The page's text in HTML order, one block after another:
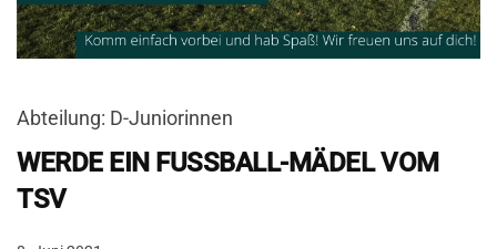
Abteilung: D-Juniorinnen
WERDE EIN FUSSBALL-MÄDEL VOM T
SV